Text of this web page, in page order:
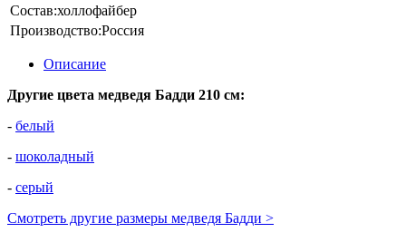
Состав:холлофайбер
Производство:Россия
Описание
Другие цвета медведя Бадди 210 см:
- белый
- шоколадный
- серый
Смотреть другие размеры медведя Бадди >